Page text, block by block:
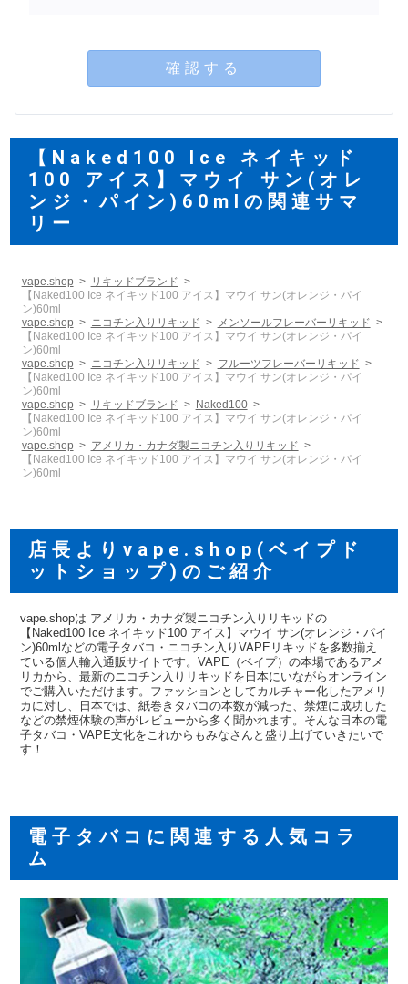
確認する
【Naked100 Ice ネイキッド
100 アイス】マウイ サン(オレ
ンジ・パイン)60mlの関連サマ
リー
vape.shop
リキッドブランド
【Naked100 Ice ネイキッド100 アイス】マウイ サン(オレンジ・パイ
ン)60ml
vape.shop
ニコチン入りリキッド
メンソールフレーバーリキッド
【Naked100 Ice ネイキッド100 アイス】マウイ サン(オレンジ・パイ
ン)60ml
vape.shop
ニコチン入りリキッド
フルーツフレーバーリキッド
【Naked100 Ice ネイキッド100 アイス】マウイ サン(オレンジ・パイ
ン)60ml
vape.shop
リキッドブランド
Naked100
【Naked100 Ice ネイキッド100 アイス】マウイ サン(オレンジ・パイ
ン)60ml
vape.shop
アメリカ・カナダ製ニコチン入りリキッド
【Naked100 Ice ネイキッド100 アイス】マウイ サン(オレンジ・パイ
ン)60ml
店長よりvape.shop(ベイプド
ットショップ)のご紹介
vape.shopは アメリカ・カナダ製ニコチン入りリキッドの
【Naked100 Ice ネイキッド100 アイス】マウイ サン(オレンジ・パイ
ン)60mlなどの電子タバコ・ニコチン入りVAPEリキッドを多数揃え
ている個人輸入通販サイトです。VAPE（ベイプ）の本場であるアメ
リカから、最新のニコチン入りリキッドを日本にいながらオンライン
でご購入いただけます。ファッションとしてカルチャー化したアメリ
カに対し、日本では、紙巻きタバコの本数が減った、禁煙に成功した
などの禁煙体験の声がレビューから多く聞かれます。そんな日本の電
子タバコ・VAPE文化をこれからもみなさんと盛り上げていきたいで
す！
電子タバコに関連する人気コラ
ム